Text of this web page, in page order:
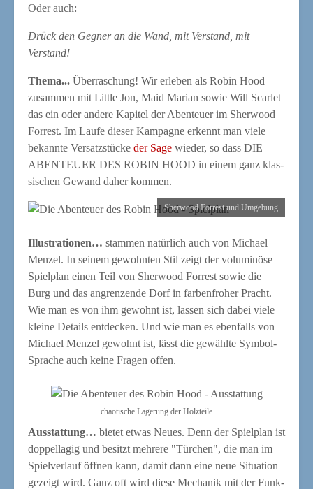
Oder auch:
Drück den Geg­ner an die Wand, mit Ver­stand, mit
Verstand!
The­ma... Über­ra­schung! Wir erle­ben als Robin Hood
zusam­men mit Litt­le Jon, Maid Mari­an sowie Will Scar­let
das ein oder ande­re Kapi­tel der Aben­teu­er im Sher­wood
For­rest. Im Lau­fe die­ser Kam­pa­gne erkennt man vie­le
bekann­te Ver­satz­stü­cke der Sage wie­der, so dass DIE
ABENTEUER DES ROBIN HOOD in einem ganz klas­
si­schen Gewand daher kommen.
Sher­wood For­rest und Umgebung
Illus­tra­tio­nen… stam­men natür­lich auch von Micha­el
Men­zel. In sei­nem gewohn­ten Stil zeigt der volu­mi­nö­se
Spiel­plan einen Teil von Sher­wood For­rest sowie die
Burg und das angren­zen­de Dorf in far­ben­fro­her Pracht.
Wie man es von ihm gewohnt ist, las­sen sich dabei vie­le
klei­ne Details ent­de­cken. Und wie man es eben­falls von
Micha­el Men­zel gewohnt ist, lässt die gewähl­te Sym­bol-
Spra­che auch kei­ne Fra­gen offen.
chao­ti­sche Lage­rung der Holzteile
Aus­stat­tung… bie­tet etwas Neu­es. Denn der Spiel­plan ist
dop­pel­la­gig und besitzt meh­re­re "Tür­chen", die man im
Spiel­ver­lauf öff­nen kann, damit dann eine neue Situa­ti­on
gezeigt wird. Ganz oft wird die­se Mecha­nik mit der Funk­